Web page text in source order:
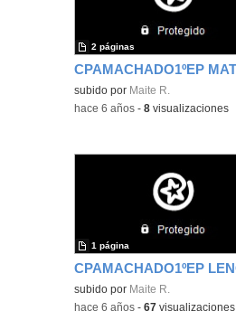
subido por Maite R.
2 páginas
-hace 6 años -8 visualizaciones
subido por Maite R.
1 página
-hace 6 años -67 visualizaciones